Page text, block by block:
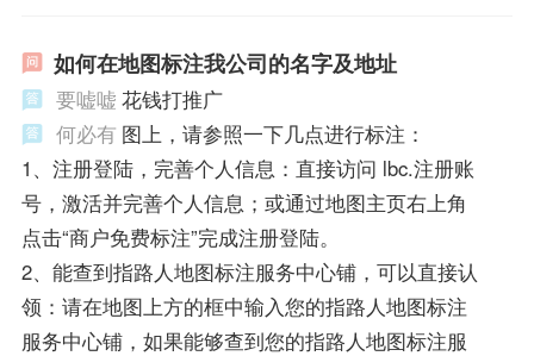
如何在地图标注我公司的名字及地址
要嘘嘘 花钱打推广
何必有 图上，请参照一下几点进行标注：
1、注册登陆，完善个人信息：直接访问 lbc.注册账
号，激活并完善个人信息；或通过地图主页右上角
点击“商户免费标注”完成注册登陆。
2、能查到指路人地图标注服务中心铺，可以直接认
领：请在地图上方的框中输入您的指路人地图标注
服务中心铺，如果能够查到您的指路人地图标注服